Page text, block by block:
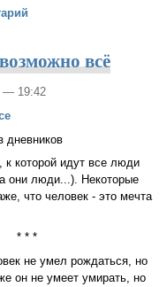
– это быть частью
всё
— 19:42
дневников
к которой идут все люди
они люди...). Некоторые
что человек - это мечта
* * *
не умел рождаться, но
он не умеет умирать, но